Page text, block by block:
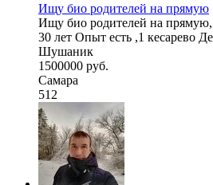
Ищу био родителей на прямую
Ищу био родителей на
30 лет Опыт есть ,1 кесарево
Шушаник
1500000 руб.
Самара
512